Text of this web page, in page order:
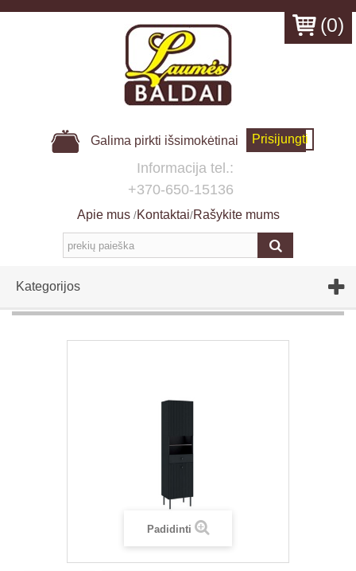
Galima pirkti išsimokėtinai Prisijungti
Informacija tel.:
+370-650-15136
Apie mus /Kontaktai/Rašykite mums
Kategorijos
(0)
Padidinti